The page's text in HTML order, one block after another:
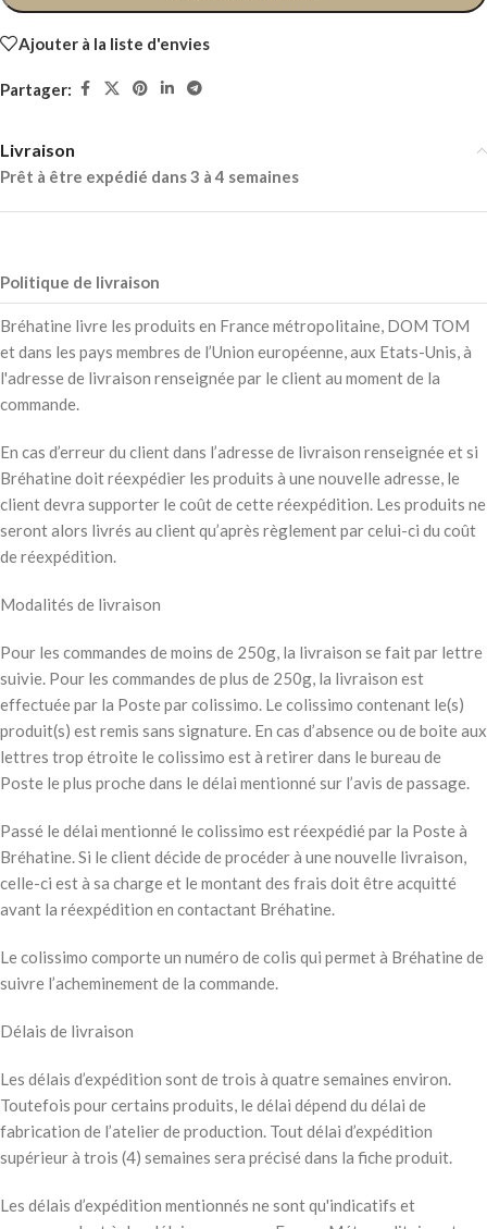
Ajouter à la liste d'envies
Partager:
Livraison
Prêt à être expédié dans 3 à 4 semaines
Politique de livraison
Bréhatine livre les produits en France métropolitaine, DOM TOM
et dans les pays membres de l’Union européenne, aux Etats-Unis, à
l'adresse de livraison renseignée par le client au moment de la
commande.
En cas d’erreur du client dans l’adresse de livraison renseignée et si
Bréhatine doit réexpédier les produits à une nouvelle adresse, le
client devra supporter le coût de cette réexpédition. Les produits ne
seront alors livrés au client qu’après règlement par celui-ci du coût
de réexpédition.
Modalités de livraison
Pour les commandes de moins de 250g, la livraison se fait par lettre
suivie. Pour les commandes de plus de 250g, la livraison est
effectuée par la Poste par colissimo. Le colissimo contenant le(s)
produit(s) est remis sans signature. En cas d’absence ou de boite aux
lettres trop étroite le colissimo est à retirer dans le bureau de
Poste le plus proche dans le délai mentionné sur l’avis de passage.
Passé le délai mentionné le colissimo est réexpédié par la Poste à
Bréhatine. Si le client décide de procéder à une nouvelle livraison,
celle-ci est à sa charge et le montant des frais doit être acquitté
avant la réexpédition en contactant Bréhatine.
Le colissimo comporte un numéro de colis qui permet à Bréhatine de
suivre l’acheminement de la commande.
Délais de livraison
Les délais d’expédition sont de trois à quatre semaines environ.
Toutefois pour certains produits, le délai dépend du délai de
fabrication de l’atelier de production. Tout délai d’expédition
supérieur à trois (4) semaines sera précisé dans la fiche produit.
Les délais d’expédition mentionnés ne sont qu'indicatifs et